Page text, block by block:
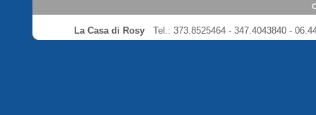
La Casa di Rosy Tel.: 373.8525464 - 347.4043840 -